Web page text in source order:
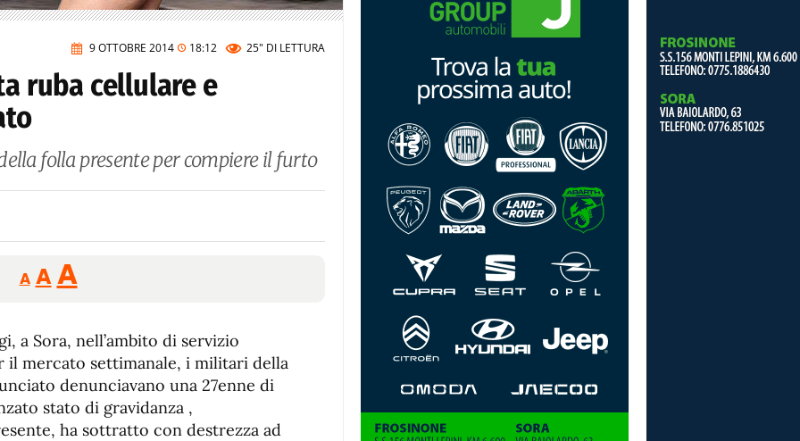
9 OTTOBRE 2014 18:12 25" DI LETTURA
ruba cellulare e
folla presente per compiere il furto
A
Reducir
tamaño
A Restablecer
tamaño
fuente
AAumentar
de
fuente.
a Sora, nell’ambito di servizio
mercato settimanale, i militari della
denunciavano una 27enne di
stato di gravidanza ,
ha sottratto con destrezza ad